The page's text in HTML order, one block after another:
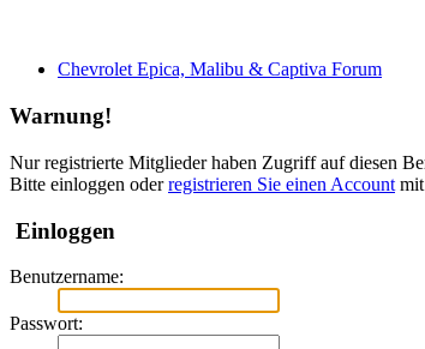
Chevrolet Epica, Malibu & Captiva Forum
Warnung!
Nur registrierte Mitglieder haben Zugriff auf diesen
Bitte einloggen oderregistrieren Sie einen Account
Einloggen
Benutzername:
Passwort: